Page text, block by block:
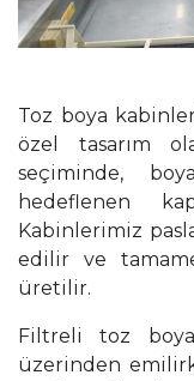
Toz boya
özel tasarım
seçiminde,
hedeflenen
Kabinlerimiz
edilir ve
üretilir.
Filtreli toz
üzerinden